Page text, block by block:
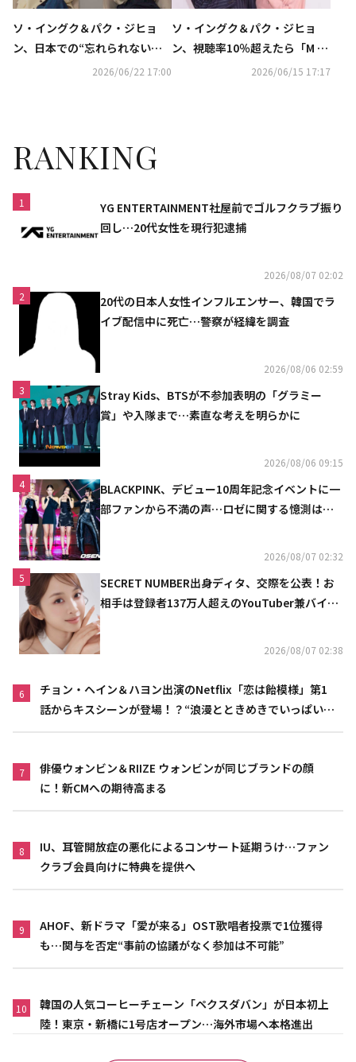
ソ・イングク＆パク・ジヒョ
ン、日本での“忘れられない体
験”とは？仕事・恋を頑張る人
2026/06/22 17:00
ソ・イングク＆パク・ジヒョ
ン、視聴率10％超えたら「M C
OUNTDOWN」出演？初共演で
2026/06/15 17:17
RANKING
1
YG ENTERTAINMENT社屋前でゴルフクラブ振り
回し…20代女性を現行犯逮捕
2026/08/07 02:02
2
20代の日本人女性インフルエンサー、韓国でラ
イブ配信中に死亡…警察が経緯を調査
2026/08/06 02:59
3
Stray Kids、BTSが不参加表明の「グラミー
賞」や入隊まで…素直な考えを明らかに
2026/08/06 09:15
4
BLACKPINK、デビュー10周年記念イベントに一
部ファンから不満の声…ロゼに関する憶測は否
2026/08/07 02:32
5
SECRET NUMBER出身ディタ、交際を公表！お
相手は登録者137万人超えのYouTuber兼バイオ
2026/08/07 02:38
6
チョン・ヘイン＆ハヨン出演のNetflix「恋は飴模様」第1
話からキスシーンが登場！？“浪漫とときめきでいっぱいの
7
俳優ウォンビン＆RIIZE ウォンビンが同じブランドの顔
に！新CMへの期待高まる
8
IU、耳管開放症の悪化によるコンサート延期うけ…ファン
クラブ会員向けに特典を提供へ
9
AHOF、新ドラマ「愛が来る」OST歌唱者投票で1位獲得
も…関与を否定“事前の協議がなく参加は不可能”
10
韓国の人気コーヒーチェーン「ペクスダバン」が日本初上
陸！東京・新橋に1号店オープン…海外市場へ本格進出